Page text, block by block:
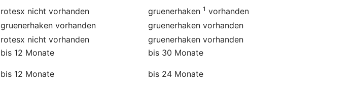
rotesx nicht vorhanden gruenerhaken 1 vorhanden
gruenerhaken vorhanden gruenerhaken vorhanden
rotesx nicht vorhanden gruenerhaken vorhanden
bis 12 Monate bis 30 Monate
bis 12 Monate bis 24 Monate